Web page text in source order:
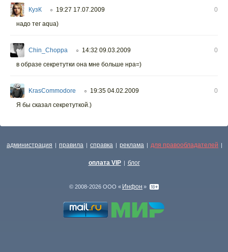
КузК ○ 19:27 17.07.2009
0
надо тег aqua)
Chin_Choppa ○ 14:32 09.03.2009
0
в образе секретутки она мне больше нра=)
KrasCommodore ○ 19:35 04.02.2009
0
Я бы сказал секретуткой.)
администрация | правила | справка | реклама | для правообладателей |
оплата VIP | блог
© 2008-2026 ООО « Инфон »